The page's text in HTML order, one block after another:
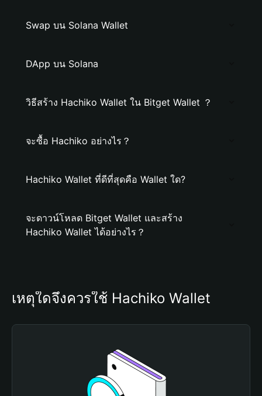
Swap บน Solana Wallet
DApp บน Solana
วิธีสร้าง Hachiko Wallet ใน Bitget Wallet ？
จะซื้อ Hachiko อย่างไร？
Hachiko Wallet ที่ดีที่สุดคือ Wallet ใด?
จะดาวน์โหลด Bitget Wallet และสร้าง
Hachiko Wallet ได้อย่างไร？
เหตุใดจึงควรใช้ Hachiko Wallet